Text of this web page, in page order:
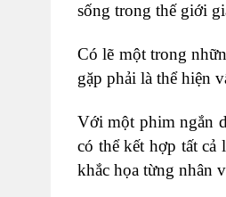
sống trong thế giới
Có lẽ một trong
gặp phải là thể hiện
Với một phim ngắn
có thể kết hợp tất
khắc họa từng nhân